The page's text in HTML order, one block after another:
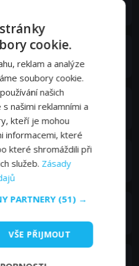
cookie.
reklam a analýze
soubory cookie.
našich
našimi reklamními a
kteří je mohou
informacemi, které
které shromáždili při
služeb. Zásady
PARTNERY (51) →
VŠE PŘIJMOUT